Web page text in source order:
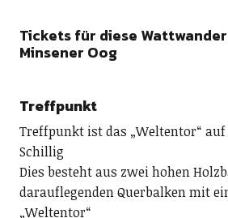
Tickets für diese
Minsener Oog
Treffpunkt
Treffpunkt ist das „Weltentor“
Schillig
Dies besteht aus zwei hohen
darauflegenden Querbalken mit
„Weltentor“